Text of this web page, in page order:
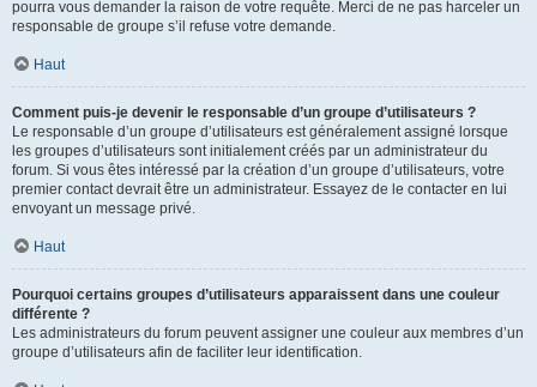
pourra vous demander la raison de votre requête. Merci de ne pas harceler un
responsable de groupe s’il refuse votre demande.
Haut
Comment puis-je devenir le responsable d’un groupe d’utilisateurs ?
Le responsable d’un groupe d’utilisateurs est généralement assigné lorsque
les groupes d’utilisateurs sont initialement créés par un administrateur du
forum. Si vous êtes intéressé par la création d’un groupe d’utilisateurs, votre
premier contact devrait être un administrateur. Essayez de le contacter en lui
envoyant un message privé.
Haut
Pourquoi certains groupes d’utilisateurs apparaissent dans une couleur
différente ?
Les administrateurs du forum peuvent assigner une couleur aux membres d’un
groupe d’utilisateurs afin de faciliter leur identification.